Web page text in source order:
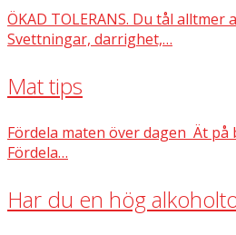
ÖKAD TOLERANS. Du tål alltmer
Svettningar, darrighet,…
Mat tips
Fördela maten över dagen Ät på
Fördela…
Har du en hög